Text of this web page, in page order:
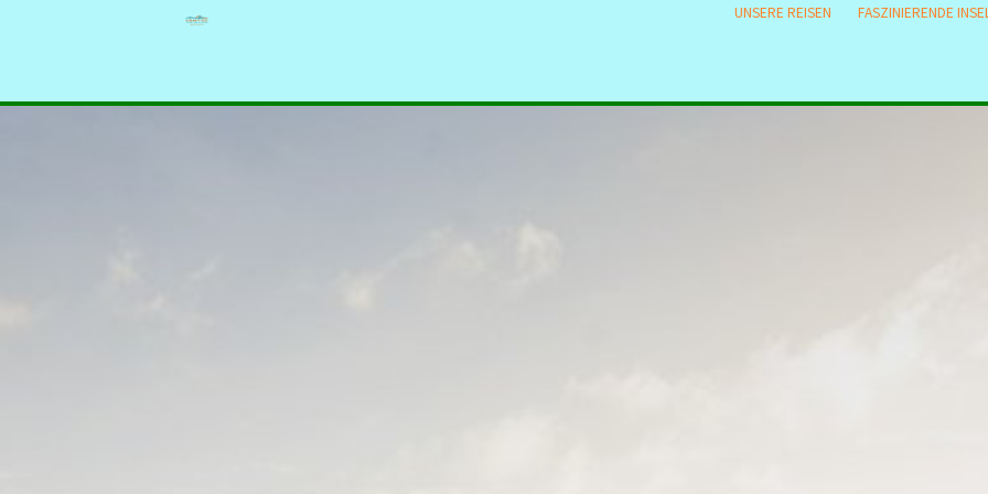
UNSERE REISEN FASZINIERENDE